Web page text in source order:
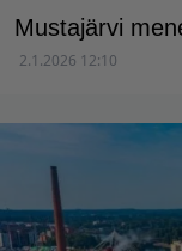
Mustajärvi
2.1.2026 12:10